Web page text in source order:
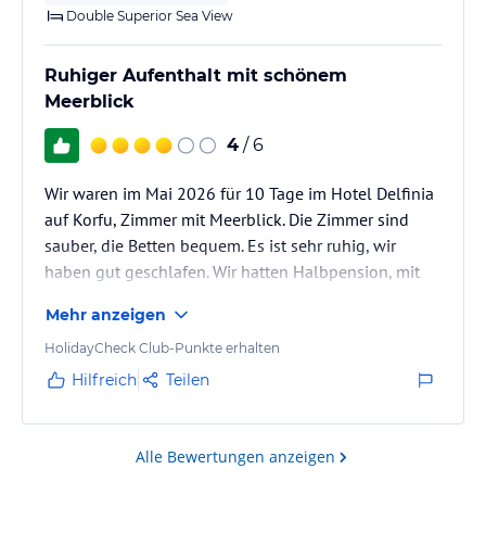
Double Superior Sea View
Ruhiger Aufenthalt mit schönem
Meerblick
4 / 6
Wir waren im Mai 2026 für 10 Tage im Hotel Delfinia
auf Korfu, Zimmer mit Meerblick. Die Zimmer sind
sauber, die Betten bequem. Es ist sehr ruhig, wir
haben gut geschlafen. Wir hatten Halbpension, mit
Getränke recht teuer. Ein großes Bier gibt's nicht,
stattdesssen halt ein 0,3 Mythos für 4,50 €. Was
genervt hat war das männliche Service-Personal, das
unnötig Hektik verbreitet hat. Wir habn uns dann
Mehr anzeigen
HolidayCheck Club-Punkte erhalten
Hilfreich Teilen
Alle Bewertungen anzeigen